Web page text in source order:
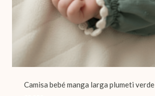
Camisa bebé manga larga plumeti verde